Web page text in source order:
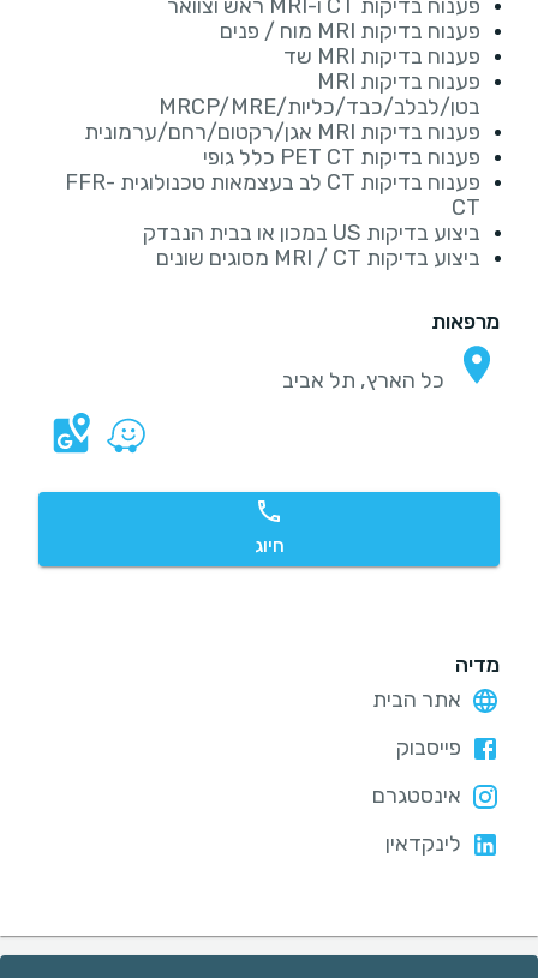
פענוח בדיקות CT ו-MRI ראש וצוואר
פענוח בדיקות MRI מוח / פנים
פענוח בדיקות MRI שד
פענוח בדיקות MRI
בטן/לבלב/כבד/כליות/MRCP/MRE
פענוח בדיקות MRI אגן/רקטום/רחם/ערמונית
פענוח בדיקות PET CT כלל גופי
פענוח בדיקות CT לב בעצמאות טכנולוגית FFR-
CT
ביצוע בדיקות US במכון או בבית הנבדק
ביצוע בדיקות MRI / CT מסוגים שונים
מרפאות
כל הארץ, תל אביב
חיוג
מדיה
אתר הבית
פייסבוק
אינסטגרם
לינקדאין